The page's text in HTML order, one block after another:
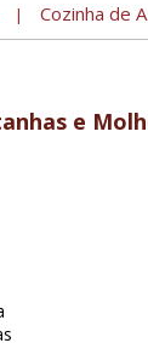
| Cozinha de
e